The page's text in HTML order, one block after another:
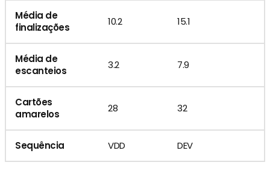
Média de
finalizações
10.2 15.1
Média de
escanteios
3.2 7.9
Cartões
amarelos
28 32
Sequência VDD DEV